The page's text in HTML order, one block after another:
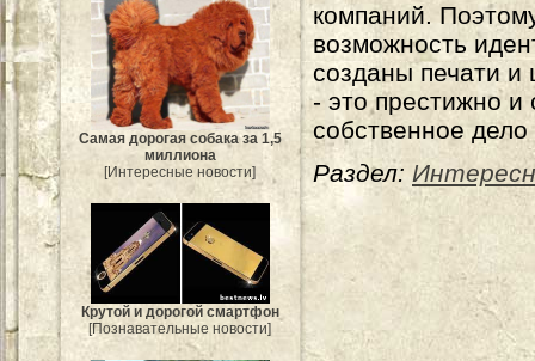
Самая дорогая собака за 1,5
миллиона
[Интересные новости]
Крутой и дорогой смартфон
[Познавательные новости]
компаний.
возможность
созданы печати
- это престижно и
собственное дело
Раздел: